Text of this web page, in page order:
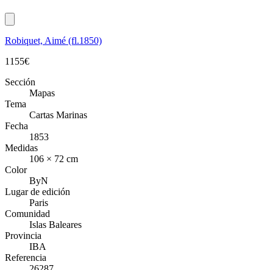
Robiquet, Aimé (fl.1850)
1155€
Sección
Mapas
Tema
Cartas Marinas
Fecha
1853
Medidas
106 × 72 cm
Color
ByN
Lugar de edición
Paris
Comunidad
Islas Baleares
Provincia
IBA
Referencia